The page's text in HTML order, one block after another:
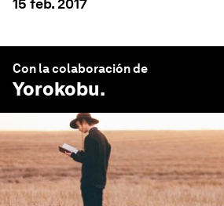
15 feb. 2017
Con la colaboración de
Yorokobu.